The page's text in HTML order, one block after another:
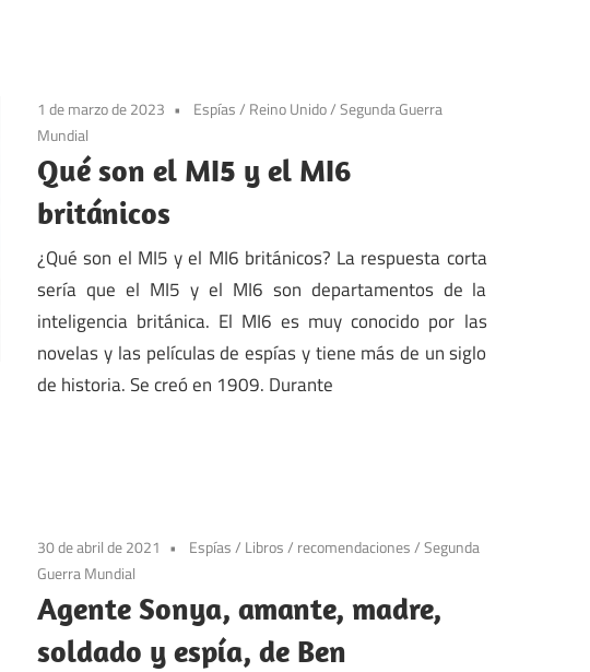
1 de marzo de 2023 Espías/ Reino Unido/Segunda Guerra
Mundial
Qué son el MI5 y el MI6
británicos
¿Qué son el MI5 y el MI6 británicos? La respuesta corta
sería que el MI5 y el MI6 son departamentos de la
inteligencia británica. El MI6 es muy conocido por las
novelas y las películas de espías y tiene más de un siglo
de historia. Se creó en 1909. Durante
30 de abril de 2021 Espías/ Libros/ recomendaciones/Segunda
Guerra Mundial
Agente Sonya, amante, madre,
soldado y espía, de Ben